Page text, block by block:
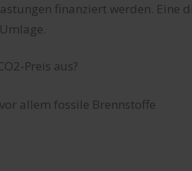
finanziert werden. Eine
Preis aus?
allem fossile Brennstoffe